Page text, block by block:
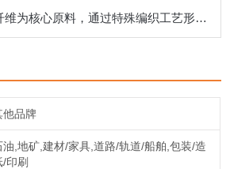
芳纶盘根以芳纶纤维为核心原料，通过特殊编织工艺形成致密结构
他品牌
油,地矿,建材/家具,道路/轨道/船舶,包装/造
/印刷